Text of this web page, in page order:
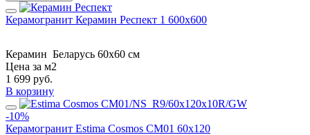
Керамогранит Керамин Респект 1 600х600
Керамин Беларусь 60x60 см
Цена за м2
1 699 руб.
В корзину
-10%
Керамогранит Estima Cosmos CM01 60x120